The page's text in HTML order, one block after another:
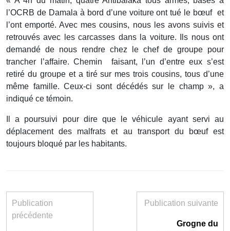
l’OCRB de Damala à bord d’une voiture ont tué le bœuf et
l’ont emporté. Avec mes cousins, nous les avons suivis et
retrouvés avec les carcasses dans la voiture. Ils nous ont
demandé de nous rendre chez le chef de groupe pour
trancher l’affaire. Chemin faisant, l’un d’entre eux s’est
retiré du groupe et a tiré sur mes trois cousins, tous d’une
même famille. Ceux-ci sont décédés sur le champ », a
indiqué ce témoin.
Il a poursuivi pour dire que le véhicule ayant servi au
déplacement des malfrats et au transport du bœuf est
toujours bloqué par les habitants.
Publication
précédente
Publication suivante
Grogne du